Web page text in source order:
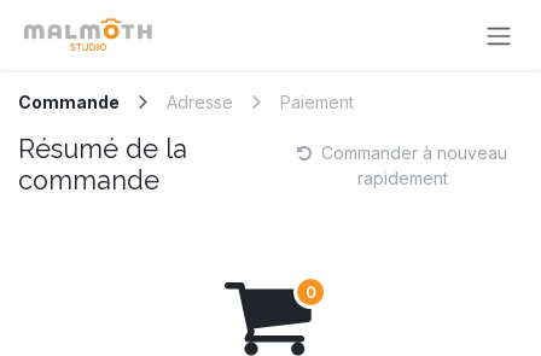
Se rendre au contenu
Commande Adresse Paiement
Résumé de la
commande
Commander à nouveau
rapidement